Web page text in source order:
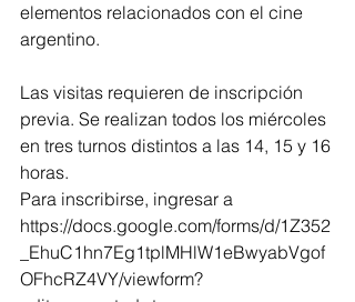
elementos relacionados con el cine
argentino.
Las visitas requieren de inscripción
previa. Se realizan todos los miércoles
en tres turnos distintos a las 14, 15 y 16
horas.
Para inscribirse, ingresar a
https://docs.google.com/forms/d/1Z352
_EhuC1hn7Eg1tplMHlW1eBwyabVgof
OFhcRZ4VY/viewform?